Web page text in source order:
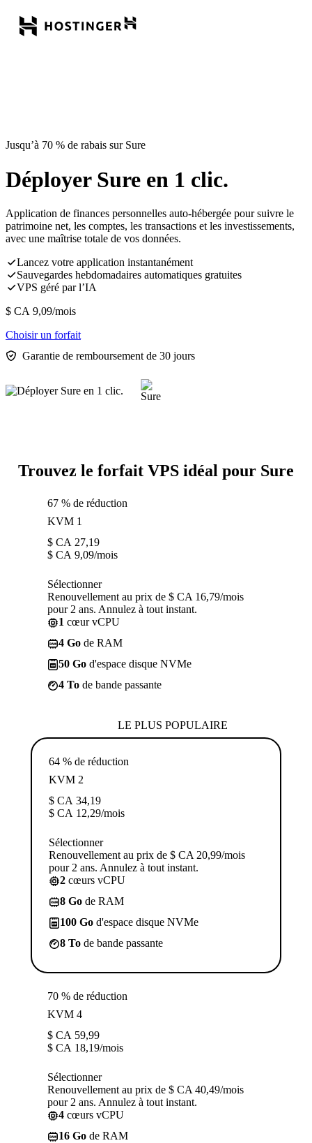
Jusqu’à 70 % de rabais sur Sure
Déployer Sure en 1 clic.
Application de finances personnelles auto-hébergée pour suivre le
patrimoine net, les comptes, les transactions et les investissements,
avec une maîtrise totale de vos données.
Lancez votre application instantanément
Sauvegardes hebdomadaires automatiques gratuites
VPS géré par l’IA
$ CA 9,09/mois
Choisir un forfait
Garantie de remboursement de 30 jours
Trouvez le forfait VPS idéal pour Sure
67 % de réduction
KVM 1
$ CA 27,19
$ CA 9,09/mois
Sélectionner
Renouvellement au prix de $ CA 16,79/mois
pour 2 ans. Annulez à tout instant.
1 cœur vCPU
4 Go de RAM
50 Go d'espace disque NVMe
4 To de bande passante
LE PLUS POPULAIRE
64 % de réduction
KVM 2
$ CA 34,19
$ CA 12,29/mois
Sélectionner
Renouvellement au prix de $ CA 20,99/mois
pour 2 ans. Annulez à tout instant.
2 cœurs vCPU
8 Go de RAM
100 Go d'espace disque NVMe
8 To de bande passante
70 % de réduction
KVM 4
$ CA 59,99
$ CA 18,19/mois
Sélectionner
Renouvellement au prix de $ CA 40,49/mois
pour 2 ans. Annulez à tout instant.
4 cœurs vCPU
16 Go de RAM